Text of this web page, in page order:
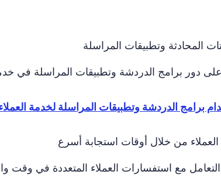
المحادثة وتطبيقات المراسلة
دور برامج الدردشة وتطبيقات المراسلة في
برامج الدردشة وتطبيقات المراسلة لخدمة
من خلال أوقات استجابة أسرع
مع استفسارات العملاء المتعددة في وقت